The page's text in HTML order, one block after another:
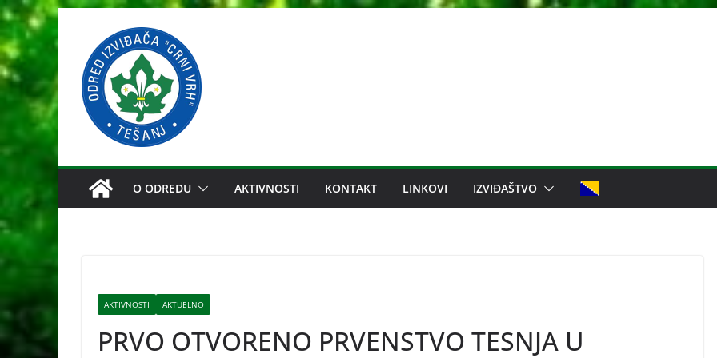
Skip
to
content
O ODREDU AKTIVNOSTI KONTAKT LINKOVI IZVIĐAŠTVO
AKTIVNOSTI AKTUELNO
PRVO OTVORENO PRVENSTVO TESNJA U